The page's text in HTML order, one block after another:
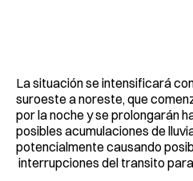
La situación se intensificará
suroeste a noreste, que
por la noche y se prolongarán
posibles acumulaciones de
potencialmente causando
interrupciones del transito para